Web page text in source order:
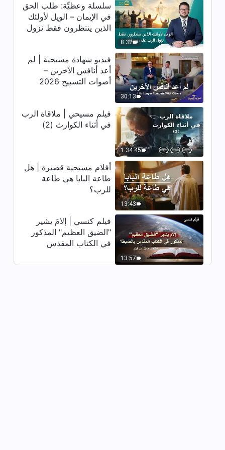
8:48
9:13
كلمات الله اليومية: معرفة الله |
اقتباس 58
14:43
كلمات الله اليومية: معرفة الله |
اقتباس 59
13:17
كلمات الله اليومية: معرفة الله |
اقتباس 60
22:32
كلمات الله اليومية: معرفة الله |
اقتباس 61
كلمات الله اليومية: معرفة الله |
اقتباس 62
8:32
سلسلة وعظيِّة: طلب الحق
في الإيمان – الويل لأولئك
الذين ينتظرون فقط نزول
30:13
فيديو شهادة مسيحية | لم
أعد أنافس الآخرين –
أصوات التسبيح 2026
1:34:45
فيلم مسيحي | ملاقاة الرب
في أثناء الكوارث (2)
13:43
أفلام مسيحية قصيرة | هل
طاعة البابا هي طاعة
للرب؟
13:57
فيلم كنسي | إلامَ يشير
"الضيق العظيم" المذكور
في الكتاب المقدس
من فيلم)